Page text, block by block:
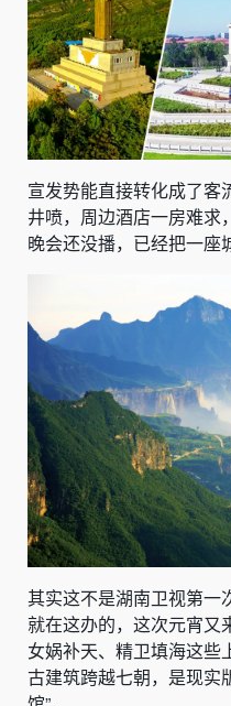
宣发势能直接转化成了客
井喷，周边酒店一房难求
晚会还没播，已经把一座
其实这不是湖南卫视第一
就在这办的，这次元宵
女娲补天、精卫填海这些
古建筑跨越七朝，是现实